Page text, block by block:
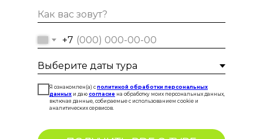
+7
Я ознакомлен(а) с политикой обработки персональных
данных и даю согласие на обработку моих персональных данных,
включая данные, собираемые с использованием cookie и
аналитических сервисов.